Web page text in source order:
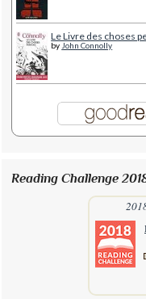
Le Livre des choses
byJohn Connolly
Reading Challenge